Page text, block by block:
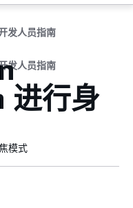
发人员指南
发人员指南
进行身
模式